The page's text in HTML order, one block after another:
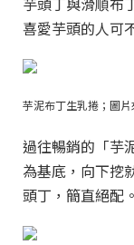
喜愛芋頭的人可
芋泥布丁生乳捲；圖
過往暢銷的「芋
為基底，向下挖
頭丁，簡直絕配。